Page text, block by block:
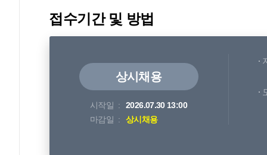
접수기간 및 방법
상시채용
시작일
2026.07.30 13:00
마감일
상시채용